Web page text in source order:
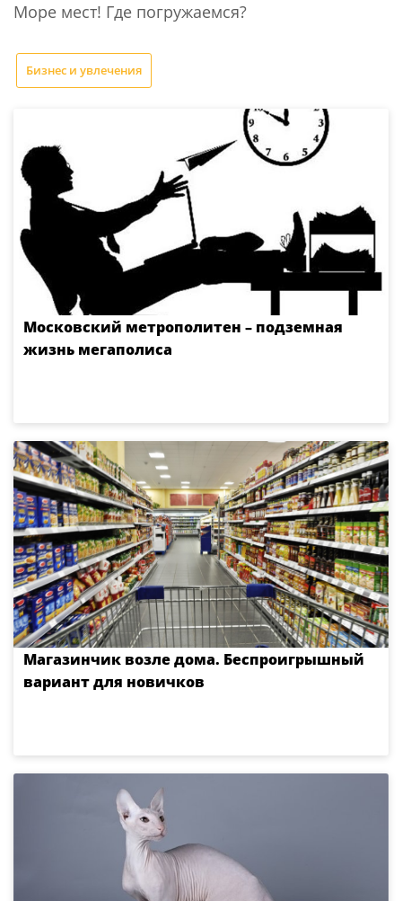
Море мест! Где погружаемся?
Бизнес и увлечения
Московский метрополитен – подземная
жизнь мегаполиса
Магазинчик возле дома. Беспроигрышный
вариант для новичков